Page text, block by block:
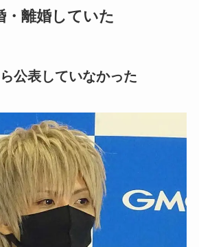
離婚していた
公表していなかった